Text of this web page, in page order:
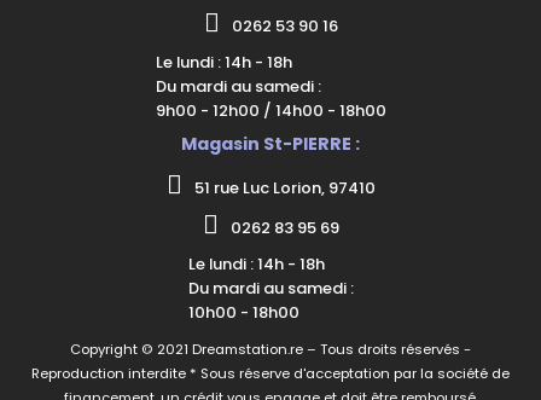
0262 53 90 16
Le lundi : 14h - 18h
Du mardi au samedi :
9h00 - 12h00 / 14h00 - 18h00
Magasin St-PIERRE :
51 rue Luc Lorion, 97410
0262 83 95 69
Le lundi : 14h - 18h
Du mardi au samedi :
10h00 - 18h00
Copyright © 2021 Dreamstation.re – Tous droits réservés -
Reproduction interdite * Sous réserve d'acceptation par la société de